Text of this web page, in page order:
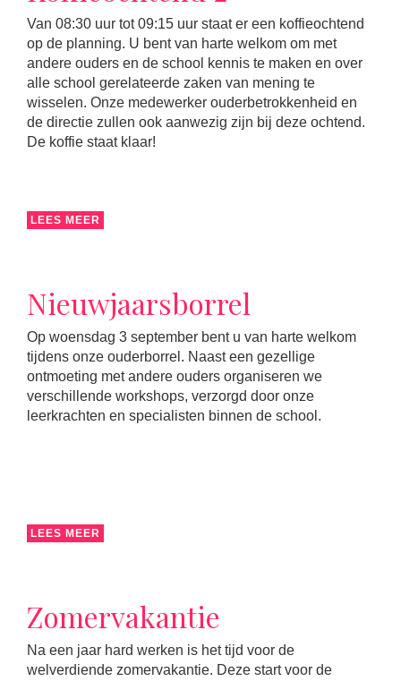
Van 08:30 uur tot 09:15 uur staat er een koffieochtend
op de planning. U bent van harte welkom om met
andere ouders en de school kennis te maken en over
alle school gerelateerde zaken van mening te
wisselen. Onze medewerker ouderbetrokkenheid en
de directie zullen ook aanwezig zijn bij deze ochtend.
De koffie staat klaar!
LEES MEER
Nieuwjaarsborrel
Op woensdag 3 september bent u van harte welkom
tijdens onze ouderborrel. Naast een gezellige
ontmoeting met andere ouders organiseren we
verschillende workshops, verzorgd door onze
leerkrachten en specialisten binnen de school.
LEES MEER
Zomervakantie
Na een jaar hard werken is het tijd voor de
welverdiende zomervakantie. Deze start voor de